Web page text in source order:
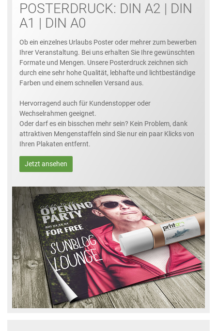
POSTERDRUCK: DIN A2 | DIN
A1 | DIN A0
Ob ein einzelnes Urlaubs Poster oder mehrer zum bewerben
Ihrer Veranstaltung. Bei uns erhalten Sie Ihre gewünschten
Formate und Mengen. Unsere Posterdruck zeichnen sich
durch eine sehr hohe Qualität, lebhafte und lichtbeständige
Farben und einem schnellen Versand aus.
Hervorragend auch für Kundenstopper oder
Wechselrahmen geeignet.
Oder darf es ein bisschen mehr sein? Kein Problem, dank
attraktiven Mengenstaffeln sind Sie nur ein paar Klicks von
Ihren Plakaten entfernt.
Jetzt ansehen